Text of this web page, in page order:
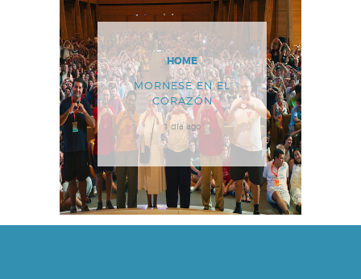
HOME
MORNESE EN EL
CORAZÓN
1 día ago